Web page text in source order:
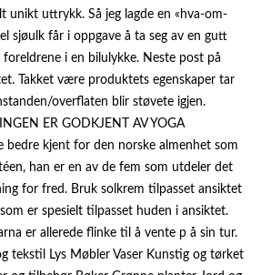
unikt uttrykk. Så jeg lagde en «hva-om-
sjøulk får i oppgave å ta seg av en gutt
i en bilulykke. Neste post på
Takket være produktets egenskaper tar
overflaten blir støvete igjen.
ER GODKJENT AV YOGA
bedre kjent for den norske almenhet som
han er en av de fem som utdeler det
for fred. Bruk solkrem tilpasset ansiktet
er spesielt tilpasset huden i ansiktet.
er allerede flinke til å vente p å sin tur.
tekstil Lys Møbler Vaser Kunstig og tørket